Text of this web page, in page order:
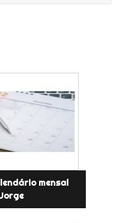
mensal